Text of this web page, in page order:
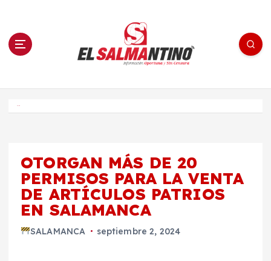
n El Salmantino - medios/noticias/editorial
OTORGAN MÁS DE 20
PERMISOS PARA LA VENTA
DE ARTÍCULOS PATRIOS
EN SALAMANCA
SALAMANCA septiembre 2, 2024